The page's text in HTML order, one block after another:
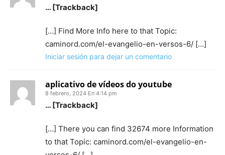
… [Trackback]
[…] Find More Info here to that Topic:
caminord.com/el-evangelio-en-versos-6/ […]
Iniciar sesión para dejar un comentario
aplicativo de vídeos do youtube
8 febrero, 2024 En 4:14 pm
… [Trackback]
[…] There you can find 32674 more Information
to that Topic: caminord.com/el-evangelio-en-